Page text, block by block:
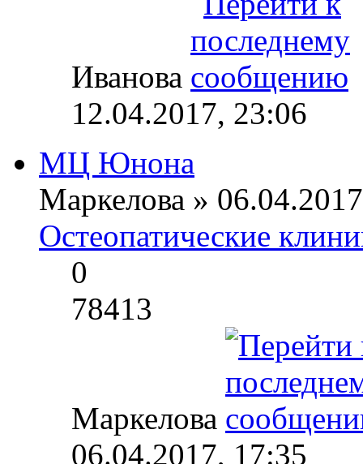
Иванова
12.04.2017, 23:06
МЦ Юнона
Маркелова »
Остеопатические
0
78413
Маркелова
06.04.2017, 17:35